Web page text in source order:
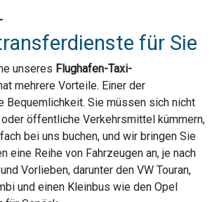
für Sie
unseres Flughafen-Taxi-
mehrere Vorteile. Einer der
Bequemlichkeit. Sie müssen sich nicht
öffentliche Verkehrsmittel kümmern,
bei uns buchen, und wir bringen Sie
eine Reihe von Fahrzeugen an, je nach
Vorlieben, darunter den VW Touran,
und einen Kleinbus wie den Opel